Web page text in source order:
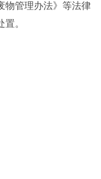
物管理办法》等法律
。